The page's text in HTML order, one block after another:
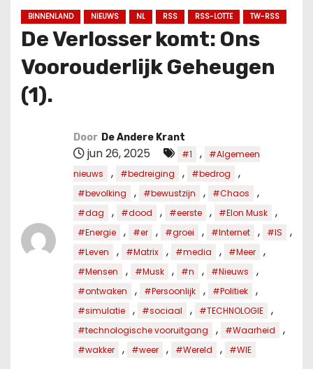
BINNENLAND NIEUWS NL RSS RSS-LOTTE TW-RSS
De Verlosser komt: Ons
Voorouderlijk Geheugen
(1).
Door De Andere Krant
jun 26, 2025 #1 ,
#Algemeen
nieuws
, #bedreiging , #bedrog ,
#bevolking , #bewustzijn , #Chaos ,
#dag , #dood , #eerste , #Elon Musk ,
#Energie , #er , #groei , #Internet , #IS ,
#Leven , #Matrix , #media , #Meer ,
#Mensen , #Musk , #n , #Nieuws ,
#ontwaken , #Persoonlijk , #Politiek ,
#simulatie , #sociaal , #TECHNOLOGIE ,
#technologische vooruitgang , #Waarheid ,
#wakker , #weer , #Wereld , #WIE